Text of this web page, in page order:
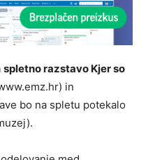
spletno razstavo Kjer so
in
bo na spletu potekalo